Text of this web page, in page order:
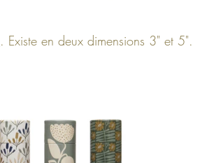
. Existe en deux dimensions 3" et 5".